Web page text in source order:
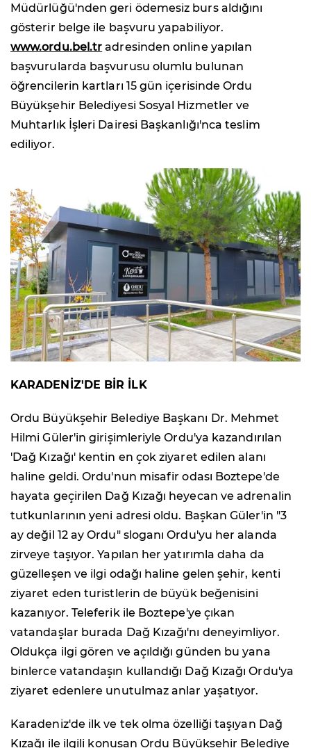
Müdürlüğü'nden geri ödemesiz burs aldığını
gösterir belge ile başvuru yapabiliyor.
www.ordu.bel.tr adresinden online yapılan
başvurularda başvurusu olumlu bulunan
öğrencilerin kartları 15 gün içerisinde Ordu
Büyükşehir Belediyesi Sosyal Hizmetler ve
Muhtarlık İşleri Dairesi Başkanlığı'nca teslim
ediliyor.
KARADENİZ'DE BİR İLK
Ordu Büyükşehir Belediye Başkanı Dr. Mehmet
Hilmi Güler'in girişimleriyle Ordu'ya kazandırılan
'Dağ Kızağı' kentin en çok ziyaret edilen alanı
haline geldi. Ordu'nun misafir odası Boztepe'de
hayata geçirilen Dağ Kızağı heyecan ve adrenalin
tutkunlarının yeni adresi oldu. Başkan Güler'in "3
ay değil 12 ay Ordu" sloganı Ordu'yu her alanda
zirveye taşıyor. Yapılan her yatırımla daha da
güzelleşen ve ilgi odağı haline gelen şehir, kenti
ziyaret eden turistlerin de büyük beğenisini
kazanıyor. Teleferik ile Boztepe'ye çıkan
vatandaşlar burada Dağ Kızağı'nı deneyimliyor.
Oldukça ilgi gören ve açıldığı günden bu yana
binlerce vatandaşın kullandığı Dağ Kızağı Ordu'ya
ziyaret edenlere unutulmaz anlar yaşatıyor.
Karadeniz'de ilk ve tek olma özelliği taşıyan Dağ
Kızağı ile ilgili konuşan Ordu Büyükşehir Belediye